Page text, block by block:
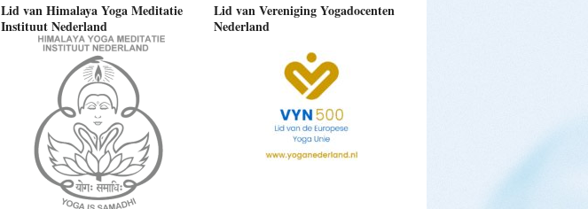
Lid van Himalaya Yoga Meditatie
Instituut Nederland
Lid van Vereniging Yogadocenten
Nederland